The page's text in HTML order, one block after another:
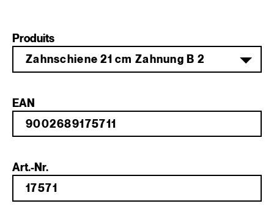
Produits
Zahnschiene 21 cm Zahnung B 2
EAN
Art.-Nr.